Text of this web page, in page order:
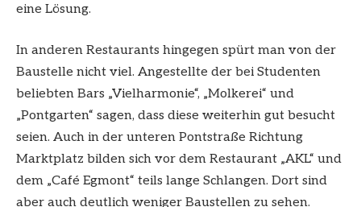
eine Lösung.
In anderen Restaurants hingegen spürt man von der
Baustelle nicht viel. Angestellte der bei Studenten
beliebten Bars „Vielharmonie“, „Molkerei“ und
„Pontgarten“ sagen, dass diese weiterhin gut besucht
seien. Auch in der unteren Pontstraße Richtung
Marktplatz bilden sich vor dem Restaurant „AKL“ und
dem „Café Egmont“ teils lange Schlangen. Dort sind
aber auch deutlich weniger Baustellen zu sehen.